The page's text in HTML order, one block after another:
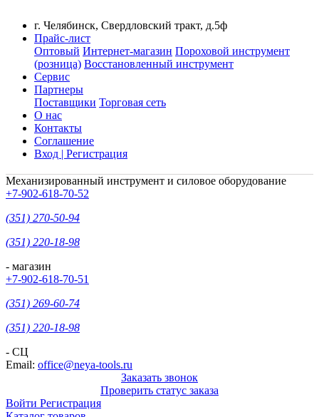
г. Челябинск, Свердловский тракт, д.5ф
Прайс-лист
Оптовый Интернет-магазин Пороховой инструмент
(розница) Восстановленный инструмент
Сервис
Партнеры
Поставщики Торговая сеть
О нас
Контакты
Соглашение
Вход | Регистрация
Механизированный инструмент и силовое оборудование
+7-902-618-70-52
(351) 270-50-94
(351) 220-18-98
- магазин
+7-902-618-70-51
(351) 269-60-74
(351) 220-18-98
- СЦ
Email: office@neya-tools.ru
Заказать звонок
Проверить статус заказа
Войти Регистрация